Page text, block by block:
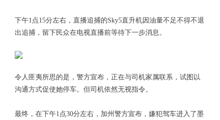
下午1点15分左右，直播追捕的Sky5直升机因油量不足不得不退
出追捕，留下民众在电视直播前等待下一步消息。
令人匪夷所思的是，警方宣布，正在与司机家属联系，试图以
沟通方式促使她停车。但司机依然无视指令。
最终，在下午1点30分左右，加州警方宣布，嫌犯驾车进入了墨